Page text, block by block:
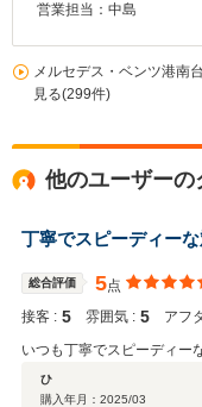
営業担当：中島
メルセデス・ベンツ港南
見る(299件)
他のユーザーの
丁寧でスピーディー
総合評価 5点
接客 : 5 雰囲気 : 5 アフ
いつも丁寧でスピーディー
ひ
購入年月： 2025/03